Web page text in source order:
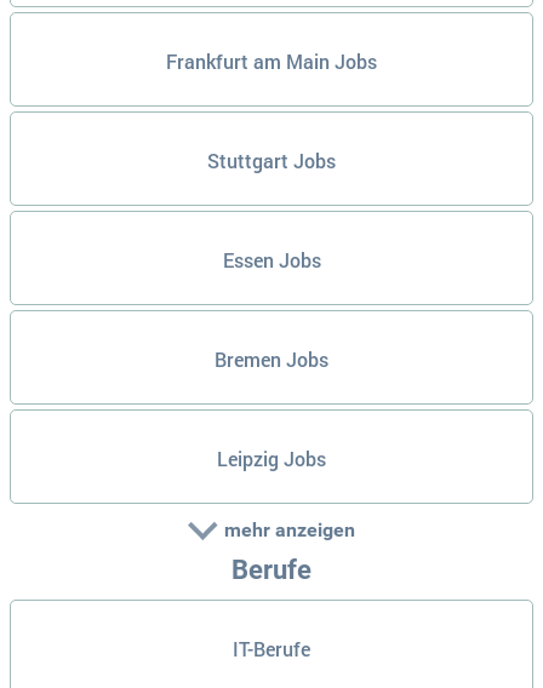
Frankfurt am Main Jobs
Stuttgart Jobs
Essen Jobs
Bremen Jobs
Leipzig Jobs
mehr anzeigen
Berufe
IT-Berufe